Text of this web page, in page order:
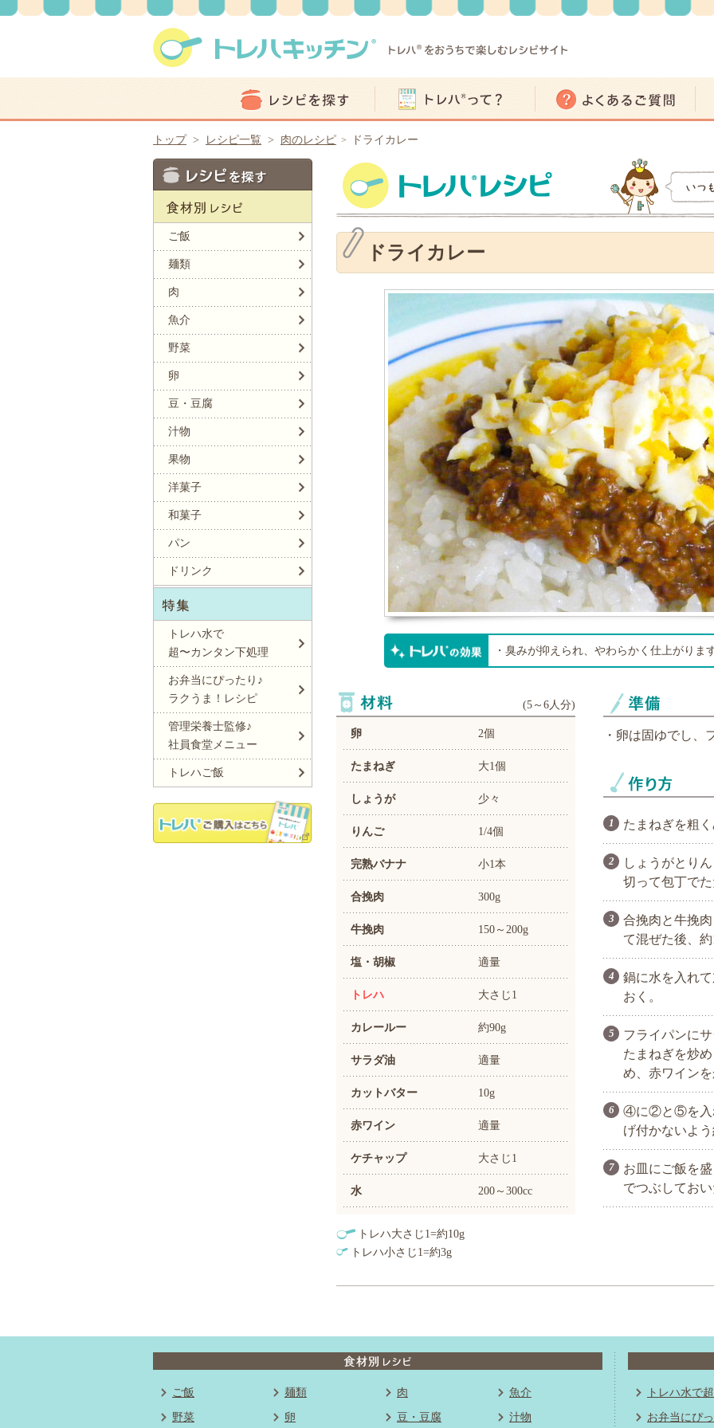
トップ> レシピ一覧 > 肉のレシピ > ドライカレー
ご飯
麺類
肉
魚介
野菜
卵
豆・豆腐
汁物
果物
洋菓子
和菓子
パン
ドリンク
トレハ水で
超〜カンタン下処理
お弁当にぴったり♪
ラクうま！レシピ
管理栄養士監修♪
社員食堂メニュー
トレハご飯
ドライカレー
・臭みが抑えられ、やわらかく仕上がりま
(5～6人分)
卵 2個
たまねぎ 大1個
しょうが 少々
りんご 1/4個
完熟バナナ 小1本
合挽肉 300g
牛挽肉 150～200g
塩・胡椒 適量
トレハ 大さじ1
カレールー 約90g
サラダ油 適量
カットバター 10g
赤ワイン 適量
ケチャップ 大さじ1
水 200～300cc
トレハ大さじ1=約10g
トレハ小さじ1=約3g
・卵は固ゆでし、
たまねぎを粗
しょうがとり
切って包丁で
合挽肉と牛挽
て混ぜた後、
鍋に水を入れ
おく。
フライパンに
たまねぎを炒
め、赤ワイン
④に②と⑤を入
げ付かないよ
お皿にご飯を
でつぶしてお
ご飯 麺類 肉
魚介
野菜
卵 豆・豆腐 汁物
トレハ水で
お弁当にぴ